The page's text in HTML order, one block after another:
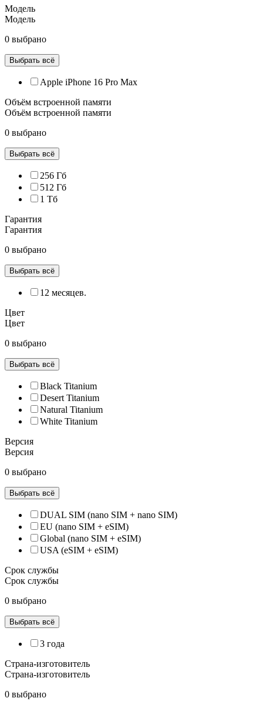
Модель
Модель
0 выбрано
Выбрать всё
Apple iPhone 16 Pro Max
Объём встроенной памяти
Объём встроенной памяти
0 выбрано
Выбрать всё
256 Гб
512 Гб
1 Тб
Гарантия
Гарантия
0 выбрано
Выбрать всё
12 месяцев.
Цвет
Цвет
0 выбрано
Выбрать всё
Black Titanium
Desert Titanium
Natural Titanium
White Titanium
Версия
Версия
0 выбрано
Выбрать всё
DUAL SIM (nano SIM + nano SIM)
EU (nano SIM + eSIM)
Global (nano SIM + eSIM)
USA (eSIM + eSIM)
Срок службы
Срок службы
0 выбрано
Выбрать всё
3 года
Страна-изготовитель
Страна-изготовитель
0 выбрано